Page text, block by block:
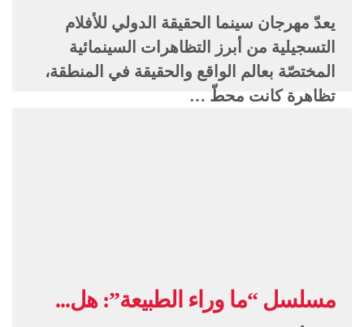
يعدّ مهرجان سينما الحقيقة الدولي للأفلام
التسجيلية من أبرز التظاهرات السينمائية
المختصّة بعالم الواقع والحقيقة في المنطقة،
تظاهرة كانت محطّ …
مسلسل “ما وراء الطبيعة”: هل...